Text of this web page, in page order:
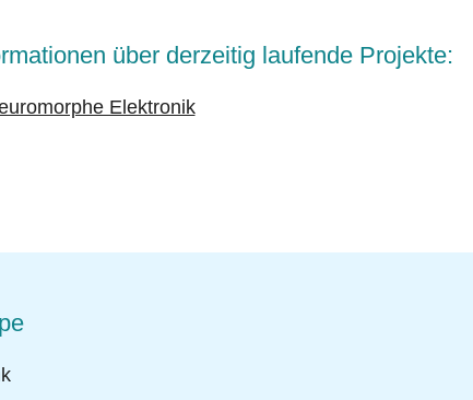
über derzeitig laufende Projekte:
Elektronik